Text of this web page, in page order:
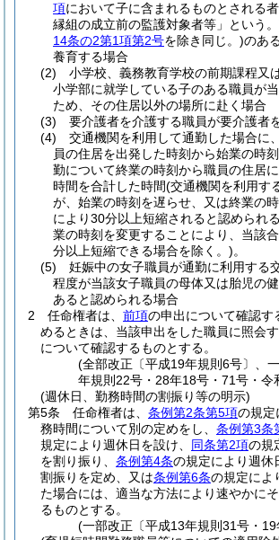
項において子に含まれるものとされる者
縁組の成立前の監護対象者等」という
14条の2第1項第2号を除き同じ。)のあ
養育する場合
(2)
小学校、義務教育学校の前期課程又
小学部に就学している子のある職員が
ため、その住居以外の場所に赴く場合
(3)
要介護者を介護する職員が要介護者
(4)
交通機関を利用して通勤した場合に
員の住居を出発した時刻から始業の時
勤について終業の時刻から職員の住居
時間を合計した時間(交通機関を利用す
が、始業の時刻を遅らせ、又は終業の
により30分以上短縮されると認められ
業の時刻を変更することにより、当該
分以上短縮できる場合を除く。)。
(5)
妊娠中の女子職員が通勤に利用する
程度が当該女子職員の母体又は胎児の
あると認められる場合
2
任命権者は、 前項の申出について確認す
めるときは、当該申出をした職員に照会
について確認するものとする。
(全部改正〔平成19年規則6号〕、
年規則22号・28年18号・71号・令
(週休日、勤務時間の割振り等の明示)
第5条
任命権者は、 条例第2条第5項の規定
務時間について別の定めをし、 条例第3条
規定により週休日を設け、 同条第2項の規
を割り振り、 条例第4条の規定により週休
割振りを定め、又は条例第6条の規定によ
た場合には、適当な方法により速やかに
るものとする。
(一部改正〔平成13年規則31号・